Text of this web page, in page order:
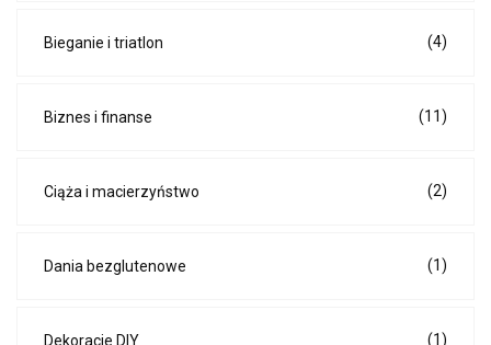
Bieganie i triatlon (4)
Biznes i finanse (11)
Ciąża i macierzyństwo (2)
Dania bezglutenowe (1)
Dekoracje DIY (1)